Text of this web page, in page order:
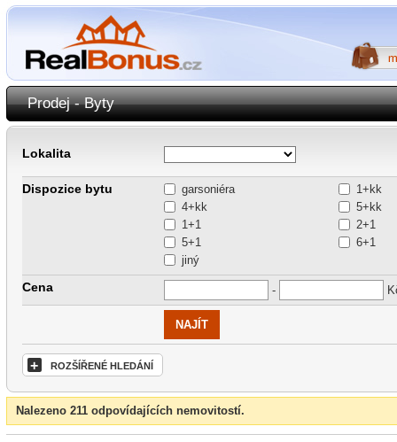
Prodej - Byty
Lokalita
Dispozice bytu garsoniéra
1+kk
4+kk
5+kk
1+1
2+1
5+1
6+1
jiný
Cena -
+ ROZŠÍŘENÉ HLEDÁNÍ
Nalezeno 211 odpovídajících nemovitostí.